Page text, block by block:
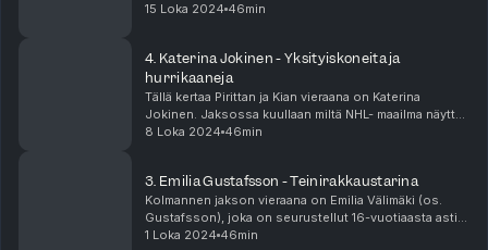
kumppanina ja pikajuoksija Viivi Lehikoisen siskona ja
15 Loka 2024 46min
4. Katerina Jokinen - Yksityiskoneita ja
hurrikaaneja
Tällä kertaa Pirittan ja Kian vieraana on Katerina
Jokinen. Jaksossa kuullaan miltä NHL- maailma näyttää
kiekkovaimojen silmin ja kuinka yksinäiseltä se
8 Loka 2024 46min
3. Emilia Gustafsson - Teinirakkaustarina
Kolmannen jakson vieraana on Emilia Välimäki (os.
Gustafsson), joka on seurustellut 16-vuotiaasta asti
Suomen ensimmäisen PGA tourille yltäneen
1 Loka 2024 46min